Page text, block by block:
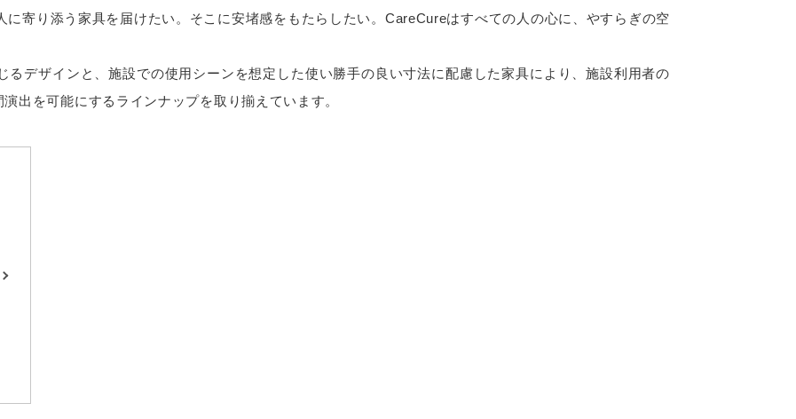
寄り添う家具を届けたい。そこに安堵感をもたらしたい。CareCureはすべての人の心に、やすらぎの空
るデザインと、施設での使用シーンを想定した使い勝手の良い寸法に配慮した家具により、施設利用者の
出を可能にするラインナップを取り揃えています。